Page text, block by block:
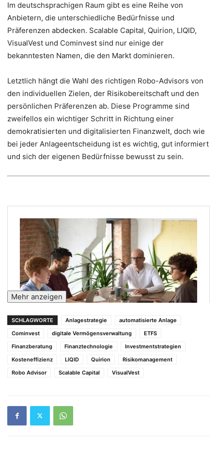
Im deutschsprachigen Raum gibt es eine Reihe von
Anbietern, die unterschiedliche Bedürfnisse und
Präferenzen abdecken. Scalable Capital, Quirion, LIQID,
VisualVest und Cominvest sind nur einige der
bekanntesten Namen, die den Markt dominieren.
Letztlich hängt die Wahl des richtigen Robo-Advisors von
den individuellen Zielen, der Risikobereitschaft und den
persönlichen Präferenzen ab. Diese Programme sind
zweifellos ein wichtiger Schritt in Richtung einer
demokratisierten und digitalisierten Finanzwelt, doch wie
bei jeder Anlageentscheidung ist es wichtig, gut informiert
und sich der eigenen Bedürfnisse bewusst zu sein.
Mehr anzeigen
SCHLAGWORTE Anlagestrategie
automatisierte Anlage
Cominvest
digitale Vermögensverwaltung
ETFS
Finanzberatung
Finanztechnologie
Investmentstrategien
Kosteneffizienz
LIQID Quirion
Risikomanagement
Robo Advisor
Scalable Capital VisualVest